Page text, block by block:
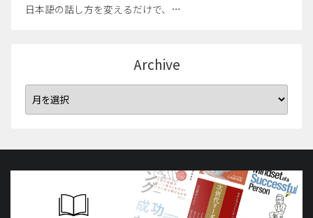
日本語の話し方を変えるだけで、…
Archive